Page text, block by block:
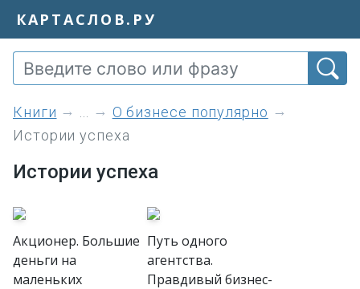
КАРТАСЛОВ.РУ
книги
О бизнесе популярно
Истории успеха
Истории успеха
Акционер. Большие
деньги на
маленьких
Путь одного
агентства.
Правдивый бизнес-